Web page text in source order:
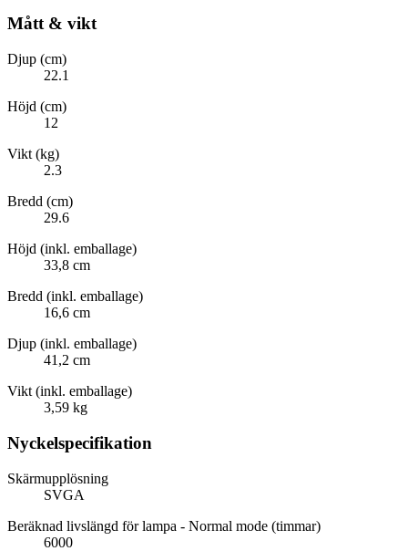
Mått & vikt
Djup (cm)
22.1
Höjd (cm)
12
Vikt (kg)
2.3
Bredd (cm)
29.6
Höjd (inkl. emballage)
33,8 cm
Bredd (inkl. emballage)
16,6 cm
Djup (inkl. emballage)
41,2 cm
Vikt (inkl. emballage)
3,59 kg
Nyckelspecifikation
Skärmupplösning
SVGA
Beräknad livslängd för lampa - Normal mode (timmar)
6000